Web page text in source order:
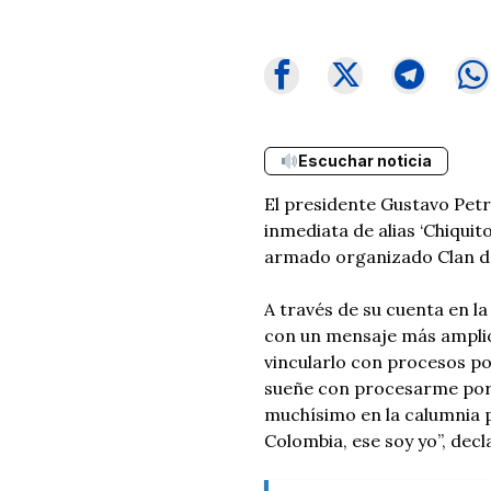
Escuchar noticia
El presidente Gustavo
inmediata de alias
armado organizado Clan
A través de su cuenta en
con un mensaje más
vincularlo con procesos
sueñe con procesarme
muchísimo en la
Colombia, ese soy yo”,